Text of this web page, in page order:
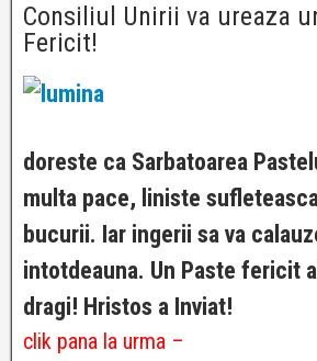
Consiliul Unirii va ureaza
Fericit!
doreste ca Sarbatoarea
multa pace, liniste
bucurii. Iar ingerii sa va
intotdeauna. Un Paste fericit
dragi! Hristos a Inviat!
clik pana la urma –